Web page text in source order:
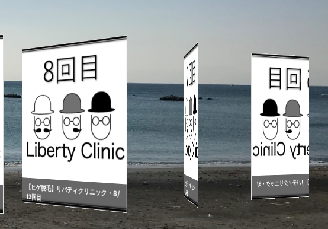
【ヒゲ脱毛】リバティクリニック・8/
12回目
【ヒゲ脱毛】リバティクリニック・6
＆7/12回目
【ヒゲ脱毛】リバティクリニック
12回